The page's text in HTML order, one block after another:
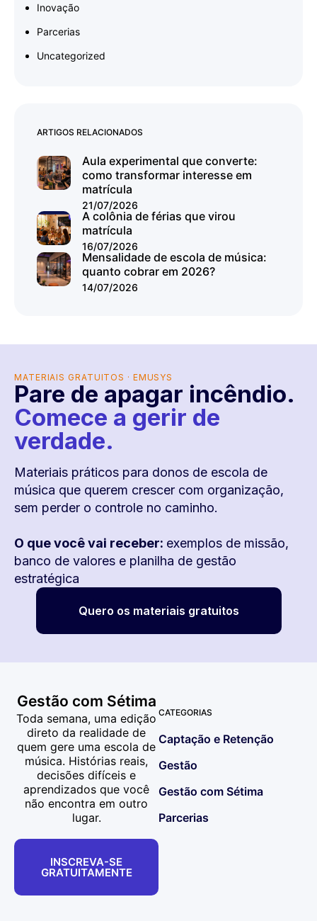
Inovação
Parcerias
Uncategorized
ARTIGOS RELACIONADOS
Aula experimental que converte:
como transformar interesse em
matrícula
21/07/2026
A colônia de férias que virou
matrícula
16/07/2026
Mensalidade de escola de música:
quanto cobrar em 2026?
14/07/2026
MATERIAIS GRATUITOS · EMUSYS
Pare de apagar incêndio.
Comece a gerir de
verdade.
Materiais práticos para donos de escola de
música que querem crescer com organização,
sem perder o controle no caminho.
O que você vai receber: exemplos de missão,
banco de valores e planilha de gestão
estratégica
Quero os materiais gratuitos
Gestão com Sétima
Toda semana, uma edição
direto da realidade de
quem gere uma escola de
música. Histórias reais,
decisões difíceis e
aprendizados que você
não encontra em outro
lugar.
INSCREVA-SE
GRATUITAMENTE
CATEGORIAS
Captação e Retenção
Gestão
Gestão com Sétima
Parcerias